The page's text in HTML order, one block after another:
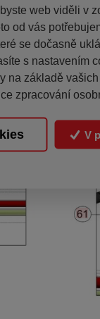
web viděli v
od vás
se dočasně
s nastavením
na základě
zpracování
V